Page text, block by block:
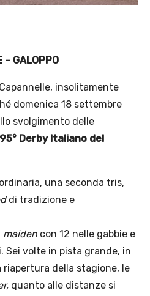
– GALOPPO
insolitamente
domenica 18 settembre
svolgimento delle
95° Derby Italiano del
una seconda tris,
di tradizione e
maiden con 12 nelle gabbie e
Sei volte in pista grande, in
della stagione, le
quanto alle distanze si